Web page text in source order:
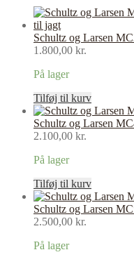
Schultz og Larsen
1.800,00 kr.
På lager
Tilføj til kurv
Schultz og Larsen
2.100,00 kr.
På lager
Tilføj til kurv
Schultz og Larsen
2.500,00 kr.
På lager